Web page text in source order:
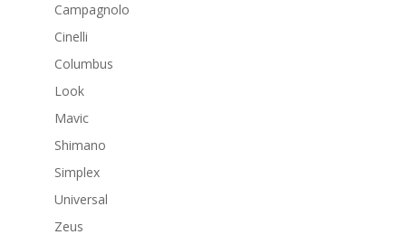
Campagnolo
Cinelli
Columbus
Look
Mavic
Shimano
Simplex
Universal
Zeus